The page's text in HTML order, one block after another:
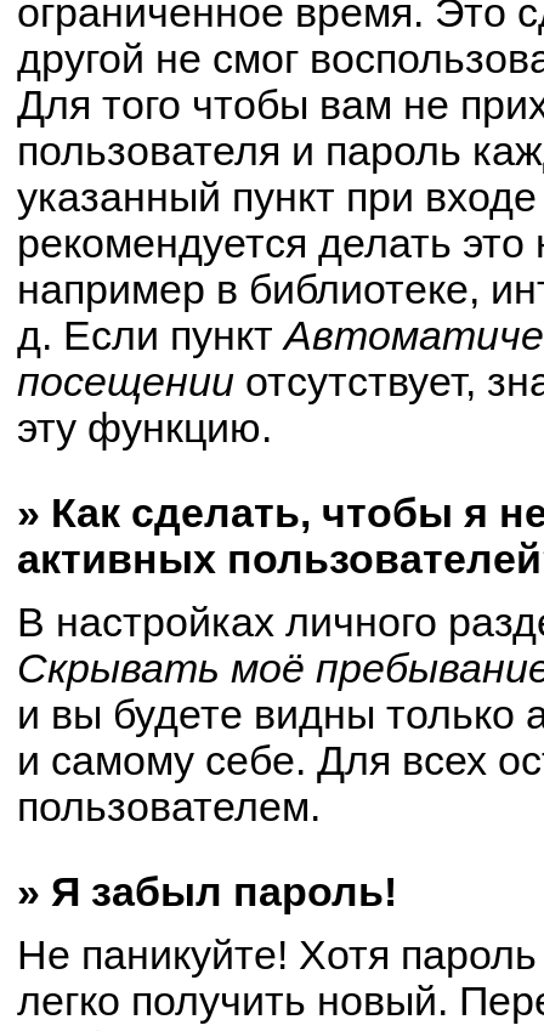
ограниченное время. Это
другой не смог
Для того чтобы вам не
пользователя и пароль
указанный пункт при
рекомендуется делать
например в библиотеке,
д. Если пункт
посещении отсутствует,
эту функцию.
» Как сделать, чтобы я
активных
В настройках личного
Скрывать моё
и вы будете видны только
и самому себе. Для всех
пользователем.
» Я забыл пароль!
Не паникуйте! Хотя
легко получить новый.